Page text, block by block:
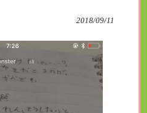
2018/09/11